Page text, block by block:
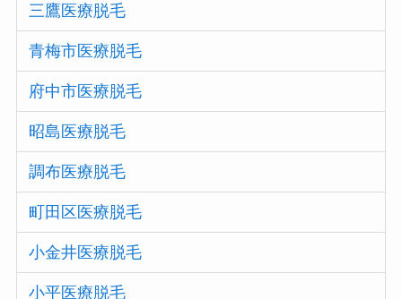
三鷹医療脱毛
青梅市医療脱毛
府中市医療脱毛
昭島医療脱毛
調布医療脱毛
町田区医療脱毛
小金井医療脱毛
小平医療脱毛